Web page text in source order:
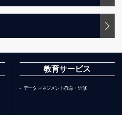
教育サービス
データマネジメント教育・研修